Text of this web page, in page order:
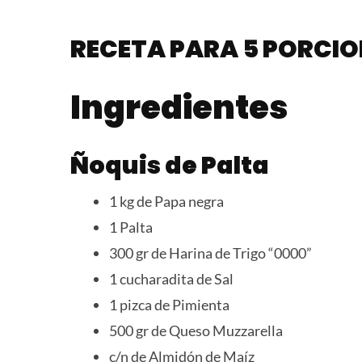
RECETA PARA 5
Ingredientes
Ñoquis de Palta
1 kg de Papa negra
1 Palta
300 gr de Harina de Trigo “0000”
1 cucharadita de Sal
1 pizca de Pimienta
500 gr de Queso Muzzarella
c/n de Almidón de Maíz